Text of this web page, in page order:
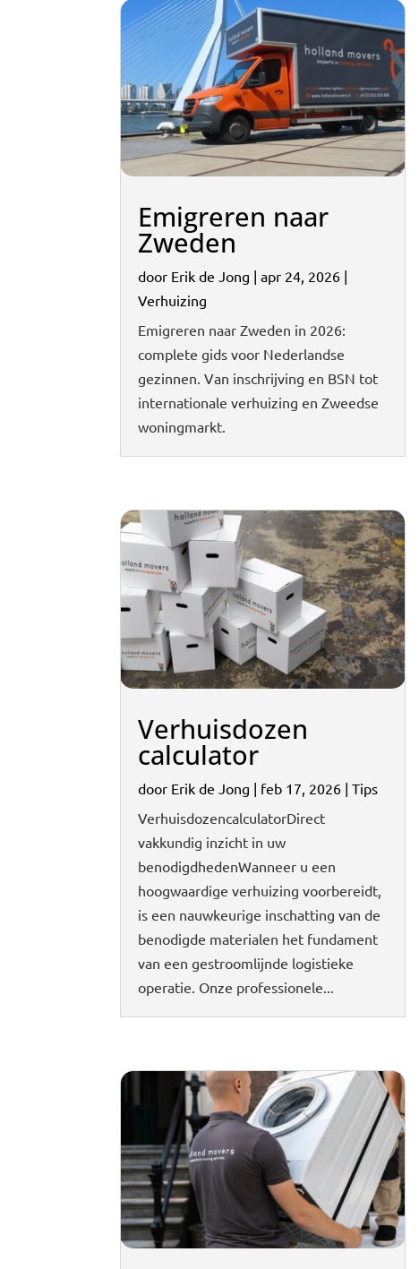
Emigreren naar
Zweden
door Erik de Jong |apr 24, 2026 |
Verhuizing
Emigreren naar Zweden in 2026:
complete gids voor Nederlandse
gezinnen. Van inschrijving en BSN tot
internationale verhuizing en Zweedse
woningmarkt.
Verhuisdozen
calculator
door Erik de Jong | feb 17, 2026 |Tips
VerhuisdozencalculatorDirect
vakkundig inzicht in uw
benodigdhedenWanneer u een
hoogwaardige verhuizing voorbereidt,
is een nauwkeurige inschatting van de
benodigde materialen het fundament
van een gestroomlijnde logistieke
operatie. Onze professionele...